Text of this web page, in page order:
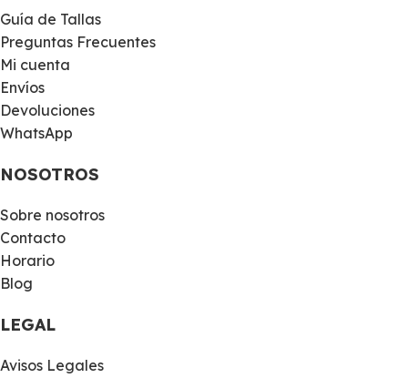
Guía de Tallas
Preguntas Frecuentes
Mi cuenta
Envíos
Devoluciones
WhatsApp
NOSOTROS
Sobre nosotros
Contacto
Horario
Blog
LEGAL
Avisos Legales